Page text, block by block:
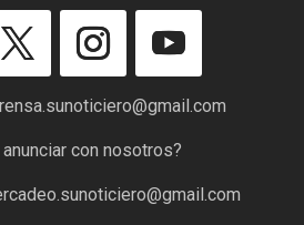
con nosotros?